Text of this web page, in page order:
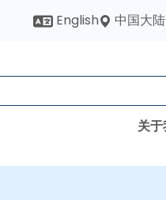
English 中国大陆
关